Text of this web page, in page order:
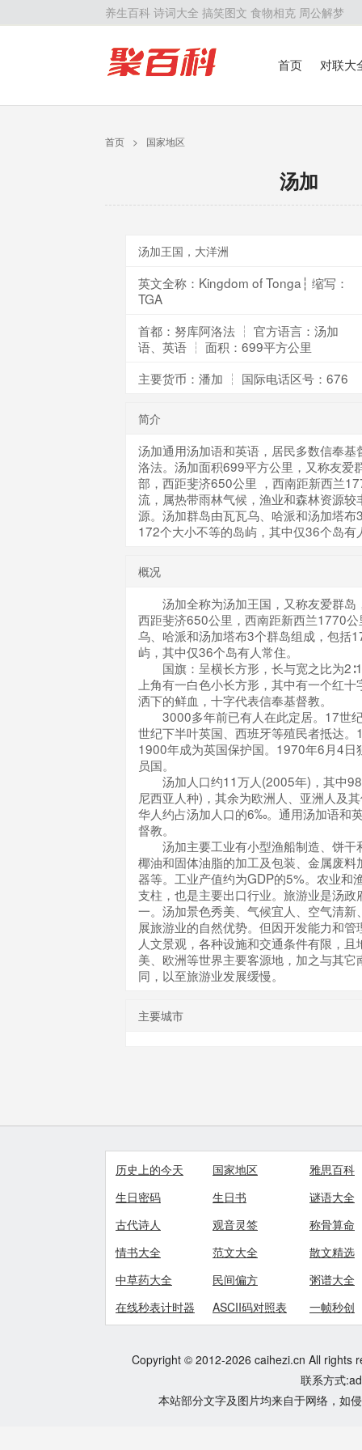
养生百科 诗词大全 搞笑图文 食物相克 周公解梦
首页
对联大
首页 > 国家地区
汤加
汤加王国，大洋洲
英文全称：Kingdom of Tonga┆ 缩写：
TGA
首都：努库阿洛法 ┆ 官方语言：汤加
语、英语 ┆ 面积：699平方公里
主要货币：潘加 ┆ 国际电话区号：676
简介
汤加通用汤加语和英语，居民多数信奉基
洛法。汤加面积699平方公里，又称友爱
部，西距斐济650公里 ，西南距新西兰
流，属热带雨林气候，渔业和森林资源较
源。汤加群岛由瓦瓦乌、哈派和汤加塔
172个大小不等的岛屿，其中仅36个岛有
概况
汤加全称为汤加王国，又称友爱群岛
西距斐济650公里，西南距新西兰1770
乌、哈派和汤加塔布3个群岛组成，包括
屿，其中仅36个岛有人常住。
国旗：呈横长方形，长与宽之比为
上角有一白色小长方形，其中有一个红
洒下的鲜血，十字代表信奉基督教。
3000多年前已有人在此定居。17世
世纪下半叶英国、西班牙等殖民者抵达
1900年成为英国保护国。1970年6月4日
员国。
汤加人口约11万人(2005年)，其中
尼西亚人种)，其余为欧洲人、亚洲人及
华人约占汤加人口的6‰。通用汤加语和
督教。
汤加主要工业有小型渔船制造、饼干
椰油和固体油脂的加工及包装、金属废料
器等。工业产值约为GDP的5%。农业和
支柱，也是主要出口行业。旅游业是汤政
一。汤加景色秀美、气候宜人、空气清新
展旅游业的自然优势。但因开发能力和
人文景观，各种设施和交通条件有限，
美、欧洲等世界主要客源地，加之与其
同，以至旅游业发展缓慢。
主要城市
历史上的今天 国家地区
雅思百科
生日密码
生日书
谜语大全
古代诗人
观音灵签
称骨算命
情书大全
范文大全
散文精选
中草药大全
民间偏方
粥谱大全
在线秒表计时器
ASCII码对照表 一帧秒创
Copyright © 2012-2026 caihezi.cn All rights
联系方式
本站部分文字及图片均来自于网络，如